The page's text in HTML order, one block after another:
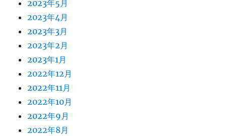
2023年5月
2023年4月
2023年3月
2023年2月
2023年1月
2022年12月
2022年11月
2022年10月
2022年9月
2022年8月